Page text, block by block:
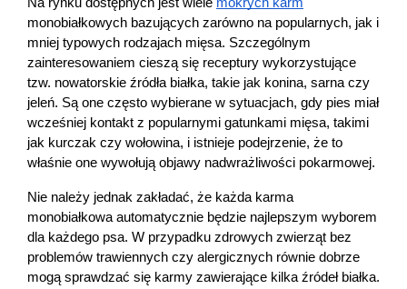
monobiałkowych bazujących zarówno na popularnych, jak i
mniej typowych rodzajach mięsa. Szczególnym
zainteresowaniem cieszą się receptury wykorzystujące
tzw. nowatorskie źródła białka, takie jak konina, sarna czy
jeleń. Są one często wybierane w sytuacjach, gdy pies miał
wcześniej kontakt z popularnymi gatunkami mięsa, takimi
jak kurczak czy wołowina, i istnieje podejrzenie, że to
właśnie one wywołują objawy nadwrażliwości pokarmowej.
Nie należy jednak zakładać, że każda karma
monobiałkowa automatycznie będzie najlepszym wyborem
dla każdego psa. W przypadku zdrowych zwierząt bez
problemów trawiennych czy alergicznych równie dobrze
mogą sprawdzać się karmy zawierające kilka źródeł białka.